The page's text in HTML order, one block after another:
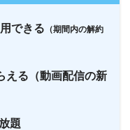
できる （期間内の解約
える（動画配信の新
題